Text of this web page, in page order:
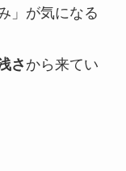
」が気になる
さから来てい